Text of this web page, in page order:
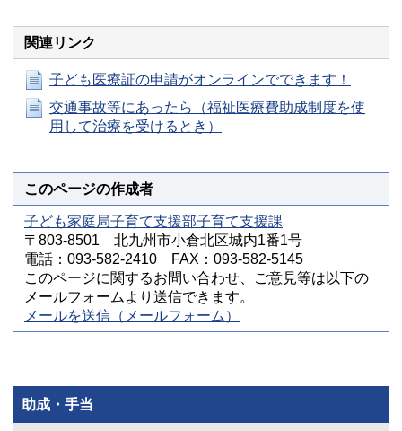
関連リンク
子ども医療証の申請がオンラインでできます！
交通事故等にあったら（福祉医療費助成制度を使
用して治療を受けるとき）
このページの作成者
子ども家庭局子育て支援部子育て支援課
〒803-8501 北九州市小倉北区城内1番1号
電話：093-582-2410 FAX：093-582-5145
このページに関するお問い合わせ、ご意見等は以下の
メールフォームより送信できます。
メールを送信（メールフォーム）
助成・手当